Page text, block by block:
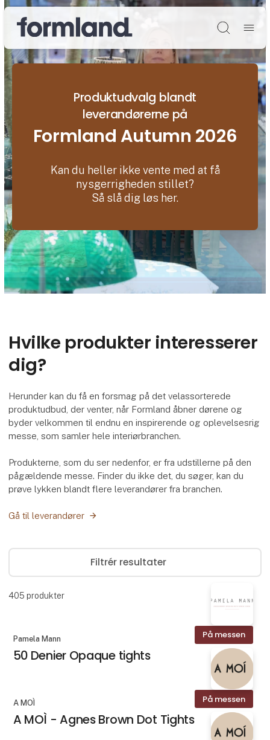
Søg
Produktudvalg blandt
leverandørerne på
Formland Autumn 2026
Kan du heller ikke vente med at få
nysgerrigheden stillet?
Så slå dig løs her.
Hvilke produkter interesserer
dig?
Herunder kan du få en forsmag på det velassorterede
produktudbud, der venter, når Formland åbner dørene og
byder velkommen til endnu en inspirerende og oplevelsesrig
messe, som samler hele interiørbranchen.
Produkterne, som du ser nedenfor, er fra udstillerne på den
pågældende messe. Finder du ikke det, du søger, kan du
prøve lykken blandt flere leverandører fra branchen.
Gå til leverandører
Filtrér resultater
405 produkter
På messen
Pamela Mann
50 Denier Opaque tights
På messen
A MOÌ
A MOÌ - Agnes Brown Dot Tights